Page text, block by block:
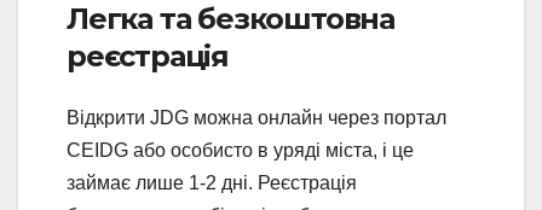
Легка та безкоштовна
реєстрація
Відкрити JDG можна онлайн через портал
CEIDG або особисто в уряді міста, і це
займає лише 1-2 дні. Реєстрація